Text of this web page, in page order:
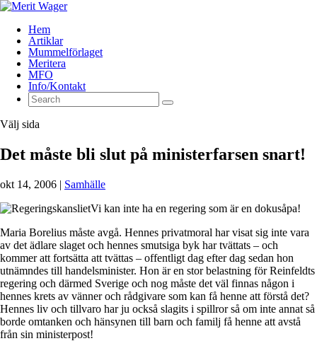
Hem
Artiklar
Mummelförlaget
Meritera
MFO
Info/Kontakt
Välj sida
Det måste bli slut på ministerfarsen snart!
okt 14, 2006 | Samhälle
Vi kan inte ha en regering som är en dokusåpa!
Maria Borelius måste avgå. Hennes privatmoral har visat sig inte vara
av det ädlare slaget och hennes smutsiga byk har tvättats – och
kommer att fortsätta att tvättas – offentligt dag efter dag sedan hon
utnämndes till handelsminister. Hon är en stor belastning för Reinfeldts
regering och därmed Sverige och nog måste det väl finnas någon i
hennes krets av vänner och rådgivare som kan få henne att förstå det?
Hennes liv och tillvaro har ju också slagits i spillror så om inte annat så
borde omtanken och hänsynen till barn och familj få henne att avstå
från sin ministerpost!